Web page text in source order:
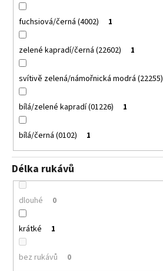
fuchsiová/černá (4002) 1
zelené kapradí/černá (22602) 1
svítivě zelená/námořnická modrá (22255)
bílá/zelené kapradí (01226) 1
bílá/černá (0102) 1
Délka rukávů
dlouhé 0
krátké 1
bez rukávů 0